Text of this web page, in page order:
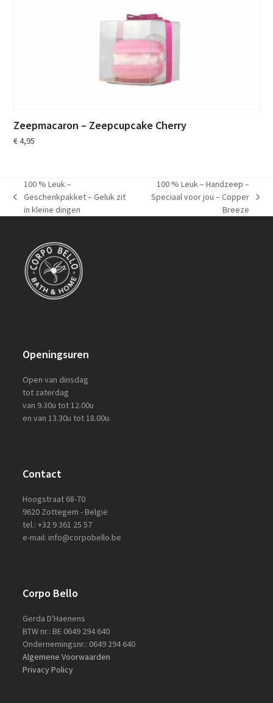
Zeepmacaron – Zeepcupcake Cherry
€4,95
previous
post:
100 % Leuk –
Geschenkpakket – Geluk zit
in kleine dingen
next
post:
100 % Leuk – Handzeep –
Speciaal voor jou – Copper
Breeze
Openingsuren
Open van dinsdag
tot zaterdag
van 9.30u tot 12.00u
en van 13.30u tot 18.00u.
Contact
Hoogstraat 68-70
9620 Zottegem - België
tel.: +32 9 361 25 57
e-mail: info@corpobello.be
Corpo Bello
Gerda D'Haenens
BTW nr.: BE 0649 294 640
Ondernemingsnr.: 0649 294 640
Algemene Voorwaarden
Privacy Policy